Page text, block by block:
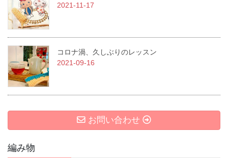
2021-11-17
コロナ渦、久しぶりのレッスン
2021-09-16
お問い合わせ
編み物